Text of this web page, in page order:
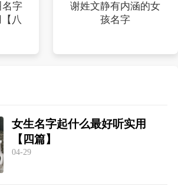
名字
八
谢姓文静有内涵的女
孩名字
女生名字起什么最好听实用
【四篇】
04-29